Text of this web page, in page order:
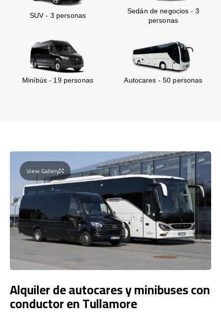
SUV - 3 personas
Sedán de negocios - 3
personas
Minibús - 19 personas Autocares - 50 personas
View Gallery
Alquiler de autocares y minibuses con
conductor en Tullamore